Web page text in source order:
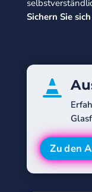
Sichern Sie

Zu den